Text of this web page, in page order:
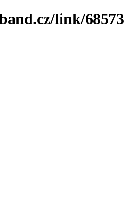
link/68573